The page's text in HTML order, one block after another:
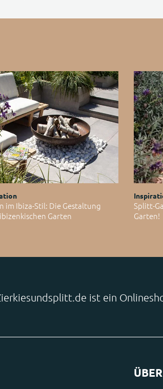
im Ibiza-Stil: Die Gestaltung
Garten
Splitt-
Garten!
ist ein